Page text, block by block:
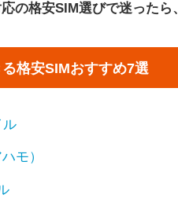
の格安SIM選びで迷った
格安SIMおすすめ7選
ル
モ）